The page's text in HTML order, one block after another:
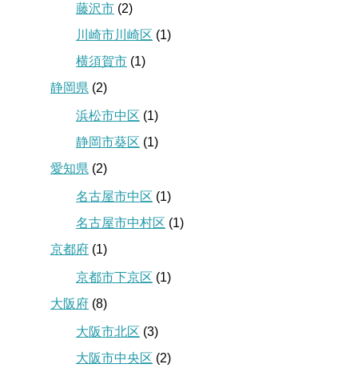
藤沢市 (2)
川崎市川崎区 (1)
横須賀市 (1)
静岡県 (2)
浜松市中区 (1)
静岡市葵区 (1)
愛知県 (2)
名古屋市中区 (1)
名古屋市中村区 (1)
京都府 (1)
京都市下京区 (1)
大阪府 (8)
大阪市北区 (3)
大阪市中央区 (2)